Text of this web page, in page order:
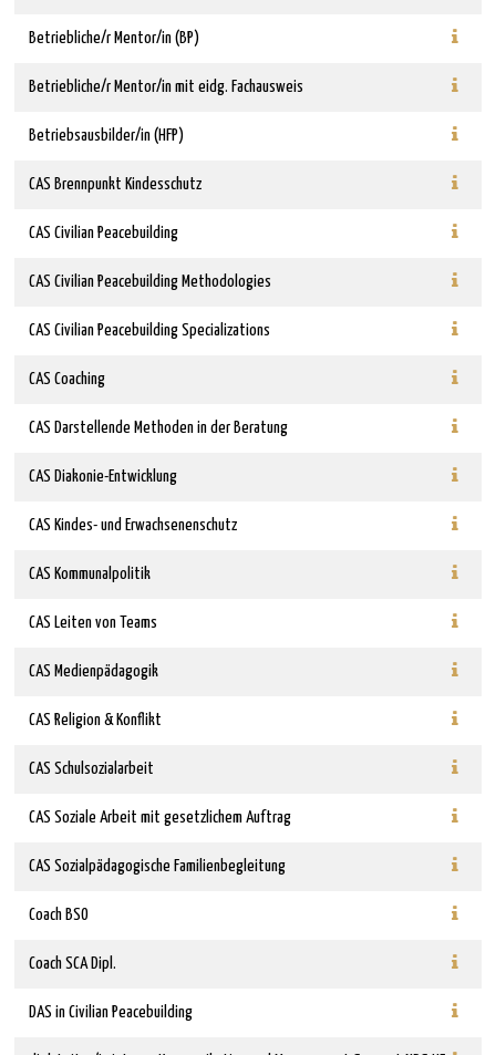
Betriebliche/r Mentor/in (BP)
Betriebliche/r Mentor/in mit eidg. Fachausweis
Betriebsausbilder/in (HFP)
CAS Brennpunkt Kindesschutz
CAS Civilian Peacebuilding
CAS Civilian Peacebuilding Methodologies
CAS Civilian Peacebuilding Specializations
CAS Coaching
CAS Darstellende Methoden in der Beratung
CAS Diakonie-Entwicklung
CAS Kindes- und Erwachsenenschutz
CAS Kommunalpolitik
CAS Leiten von Teams
CAS Medienpädagogik
CAS Religion & Konflikt
CAS Schulsozialarbeit
CAS Soziale Arbeit mit gesetzlichem Auftrag
CAS Sozialpädagogische Familienbegleitung
Coach BSO
Coach SCA Dipl.
DAS in Civilian Peacebuilding